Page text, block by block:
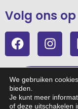
Volg ons op
We gebruiken
bieden.
Je kunt meer
of deze uitschakelen